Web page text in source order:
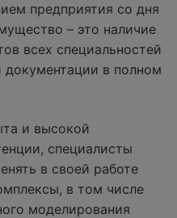
предприятия со дня
– это наличие
всех специальностей
документации в полном
и высокой
специалисты
в своей работе
в том числе
моделирования